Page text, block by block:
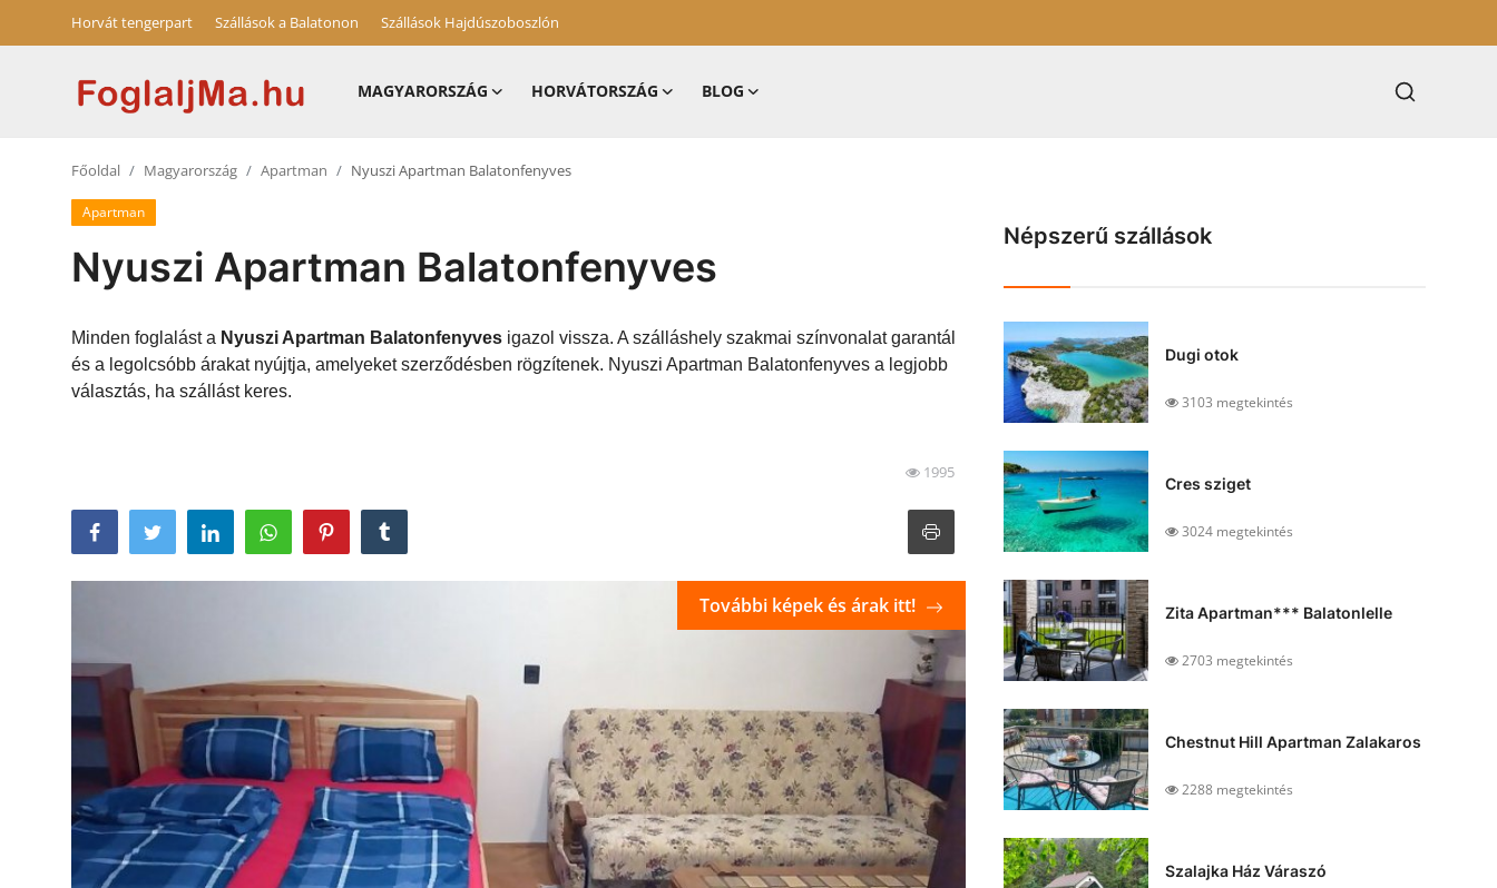
Horvát tengerpart Szállások a Balatonon Szállások Hajdúszoboszlón
MAGYARORSZÁG HORVÁTORSZÁG BLOG
Horvátország
Szállások Hajdúszoboszlón
Főoldal Magyarország Apartman Nyuszi Apartman Balatonfenyves
Apartman
Nyuszi Apartman Balatonfenyves
Minden foglalást a Nyuszi Apartman Balatonfenyves igazol vissza. A szálláshely szakmai színvonalat garantál
és a legolcsóbb árakat nyújtja, amelyeket szerződésben rögzítenek. Nyuszi Apartman Balatonfenyves a legjobb
választás, ha szállást keres.
1995
További képek és árak itt!
Népszerű szállások
Dugi otok
3103 megtekintés
Cres sziget
3024 megtekintés
Zita Apartman*** Balatonlelle
2703 megtekintés
Chestnut Hill Apartman Zalakaros
2288 megtekintés
Szalajka Ház Váraszó